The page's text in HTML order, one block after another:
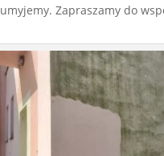
umyjemy. Zapraszamy do